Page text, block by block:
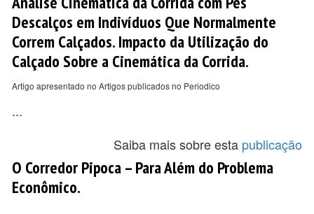
Descalços em Indivíduos Que Normalmente
Correm Calçados. Impacto da Utilização do
Calçado Sobre a Cinemática da Corrida.
Artigo apresentado no Artigos publicados no Periodico
...
Saiba mais sobre esta publicação
O Corredor Pipoca – Para Além do Problema
Econômico.